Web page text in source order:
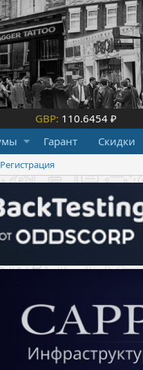
GBP: 110.6454 ₽
Гарант Скидки
Регистрация